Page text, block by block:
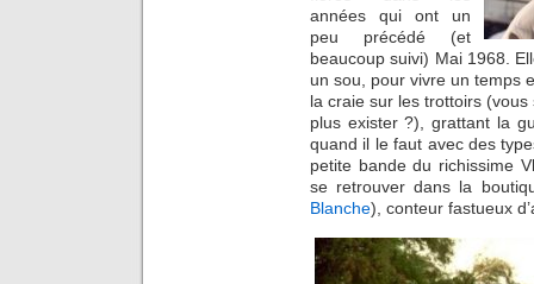
années qui ont un
peu précédé (et
beaucoup suivi) Mai 1968.
un sou, pour vivre un temps
la craie sur les trottoirs
plus exister ?), grattant la
quand il le faut avec des
petite bande du richissime
se retrouver dans la
Blanche), conteur fastueux